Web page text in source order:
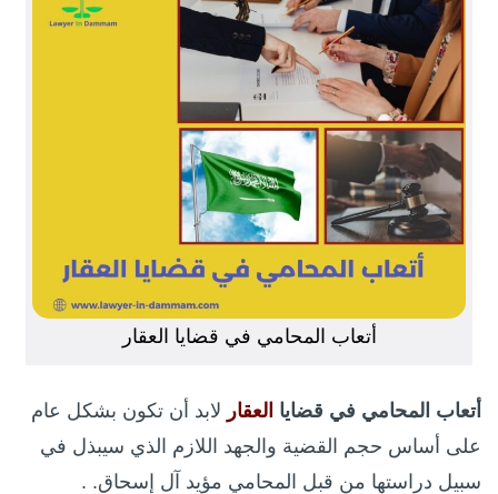
أتعاب المحامي في قضايا العقار
أتعاب المحامي في قضايا العقار لابد أن تكون بشكل عام
على أساس حجم القضية والجهد اللازم الذي سيبذل في
سبيل دراستها من قبل المحامي مؤيد آل إسحاق. .